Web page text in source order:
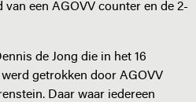
van een AGOVV counter en de 2-
de Jong die in het 16
getrokken door AGOVV
Daar waar iedereen